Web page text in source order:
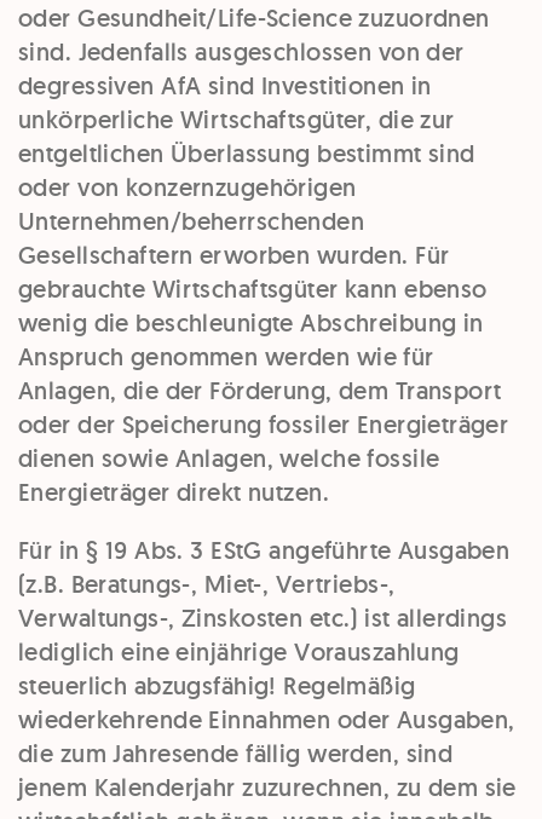
oder Gesundheit/Life-Science zuzuordnen
sind. Jedenfalls ausgeschlossen von der
degressiven AfA sind Investitionen in
unkörperliche Wirtschaftsgüter, die zur
entgeltlichen Überlassung bestimmt sind
oder von konzernzugehörigen
Unternehmen/beherrschenden
Gesellschaftern erworben wurden. Für
gebrauchte Wirtschaftsgüter kann ebenso
wenig die beschleunigte Abschreibung in
Anspruch genommen werden wie für
Anlagen, die der Förderung, dem Transport
oder der Speicherung fossiler Energieträger
dienen sowie Anlagen, welche fossile
Energieträger direkt nutzen.
Für in § 19 Abs. 3 EStG angeführte Ausgaben
(z.B. Beratungs-, Miet-, Vertriebs-,
Verwaltungs-, Zinskosten etc.) ist allerdings
lediglich eine einjährige Vorauszahlung
steuerlich abzugsfähig! Regelmäßig
wiederkehrende Einnahmen oder Ausgaben,
die zum Jahresende fällig werden, sind
jenem Kalenderjahr zuzurechnen, zu dem sie